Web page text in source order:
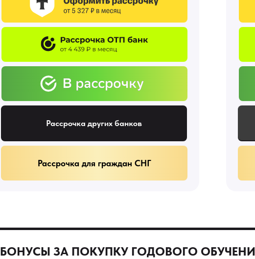
Рассрочка других банков
Рассрочка для граждан СНГ
БОНУСЫ ЗА ПОКУПКУ ГОДОВОГО